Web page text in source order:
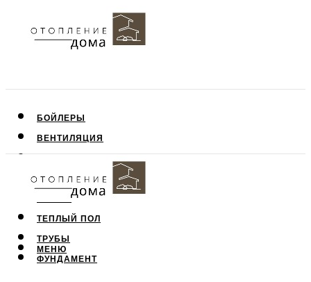
БОЙЛЕРЫ
ВЕНТИЛЯЦИЯ
ПОТОЛОК
СТЕНЫ
ТЕПЛЫЙ ПОЛ
ТРУБЫ
ФУНДАМЕНТ
МЕНЮ